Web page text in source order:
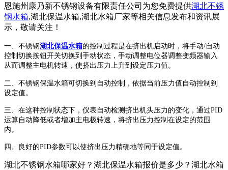
恩施州康乃新不锈钢设备有限责任公司为您免费提供湖北不锈
钢水箱,湖北保温水箱,湖北水箱厂家等相关信息发布和资讯展
示，敬请关注！
一、 不锈钢湖北保温水箱的控制过程是在挤出机启动时，将手动/自动
控制切换按钮开关切换到手动状态，手动调整电位器调整变频器输入
从而调整主电机转速，使挤出压力上升到设定压力值。
二、 不锈钢保温水箱可切换到自动控制，依据当前压力值自动控制到
设定值。
三、在这种控制状态下，仪表自动检测挤出机头压力的变化，通过PID
运算自动降低或者增加主电极转速，将挤出压力控制在设定的范围
内。
四、良好的PID参数可以使挤出压力精确地等同于设定值。
湖北不锈钢水箱哪家好？湖北保温水箱报价是多少？湖北水箱